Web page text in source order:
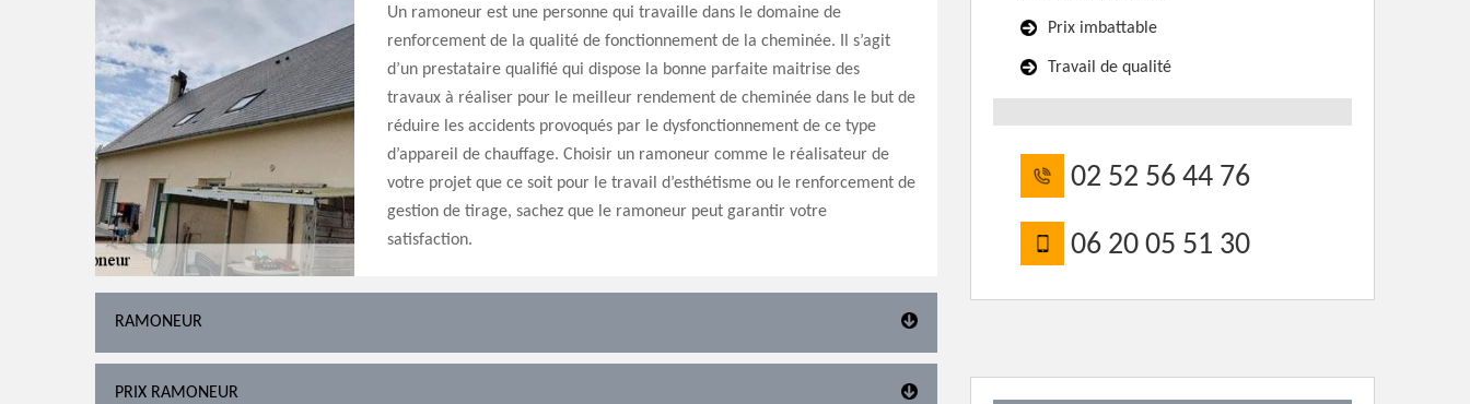
Un ramoneur est une personne qui travaille dans le domaine de
renforcement de la qualité de fonctionnement de la cheminée. Il s’agit
d’un prestataire qualifié qui dispose la bonne parfaite maitrise des
travaux à réaliser pour le meilleur rendement de cheminée dans le but de
réduire les accidents provoqués par le dysfonctionnement de ce type
d’appareil de chauffage. Choisir un ramoneur comme le réalisateur de
votre projet que ce soit pour le travail d’esthétisme ou le renforcement de
gestion de tirage, sachez que le ramoneur peut garantir votre
satisfaction.
RAMONEUR
PRIX RAMONEUR
Prix imbattable
Travail de qualité
02 52 56 44 76
06 20 05 51 30